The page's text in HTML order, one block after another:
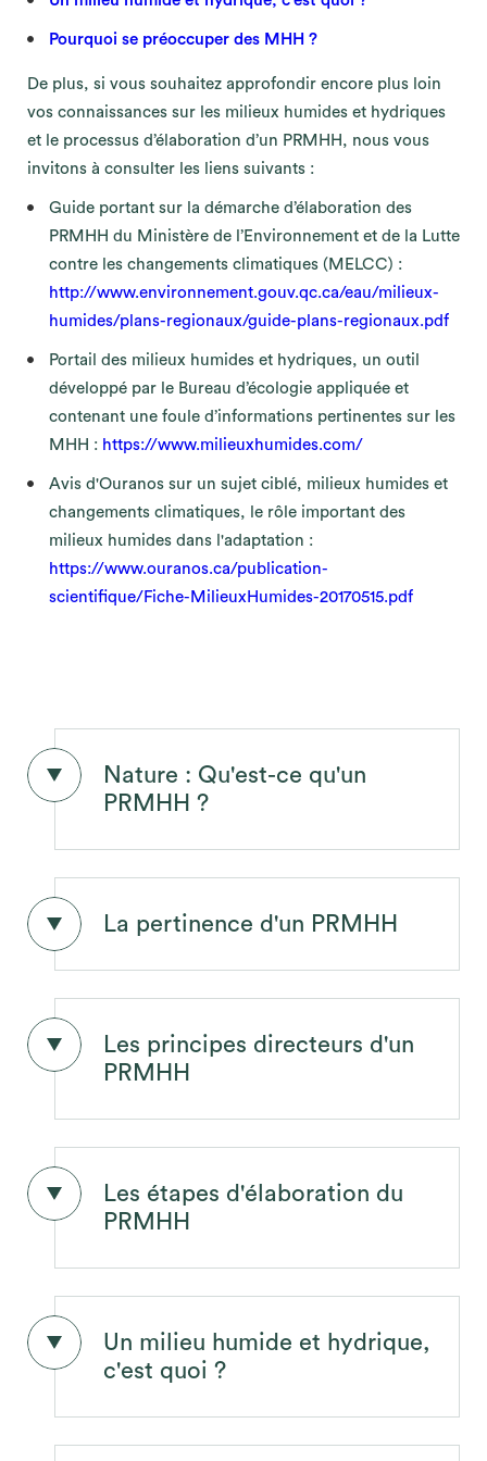
Pourquoi se préoccuper des MHH ?
De plus, si vous souhaitez approfondir encore plus loin
vos connaissances sur les milieux humides et hydriques
et le processus d’élaboration d’un PRMHH, nous vous
invitons à consulter les liens suivants :
Guide portant sur la démarche d’élaboration des
PRMHH du Ministère de l’Environnement et de la Lutte
contre les changements climatiques (MELCC) :
http://www.environnement.gouv.qc.ca/eau/milieux-
humides/plans-regionaux/guide-plans-regionaux.pdf
Portail des milieux humides et hydriques, un outil
développé par le Bureau d’écologie appliquée et
contenant une foule d’informations pertinentes sur les
MHH : https://www.milieuxhumides.com/
Avis d'Ouranos sur un sujet ciblé, milieux humides et
changements climatiques, le rôle important des
milieux humides dans l'adaptation :
https://www.ouranos.ca/publication-
scientifique/Fiche-MilieuxHumides-20170515.pdf
Nature : Qu'est-ce qu'un
PRMHH ?
Qu'est-ce qu'un PRMHH ?
La pertinence d'un PRMHH
Les principes directeurs d'un
PRMHH
Favoriser l’atteinte du principe d’aucune perte
Les étapes d'élaboration du
PRMHH
Un milieu humide et hydrique,
c'est quoi ?